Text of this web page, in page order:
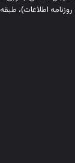
اطلاعات)، طبقه ۱۳